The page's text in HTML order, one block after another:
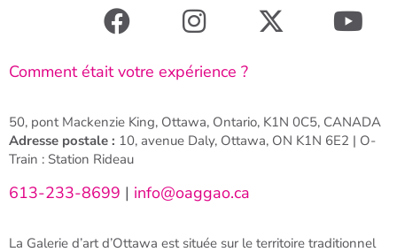
Comment était votre expérience ?
50, pont Mackenzie King, Ottawa, Ontario, K1N 0C5, CANADA
Adresse postale : 10, avenue Daly, Ottawa, ON K1N 6E2 | O-
Train : Station Rideau
613-233-8699 | info@oaggao.ca
La Galerie d’art d’Ottawa est située sur le territoire traditionnel